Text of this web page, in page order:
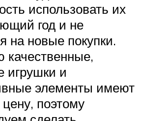
использовать их
год и не
на новые покупки.
качественные,
игрушки и
элементы имеют
поэтому